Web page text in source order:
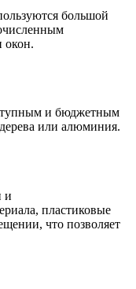
большой
окон.
и бюджетным
или алюминия.
и
пластиковые
что позволяет